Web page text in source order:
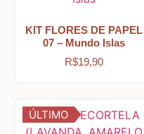
Plaquinhas – Fundos –
KIT FLORES DE PAPEL
07 – Mundo Islas
R$19,90
ÚLTIMO